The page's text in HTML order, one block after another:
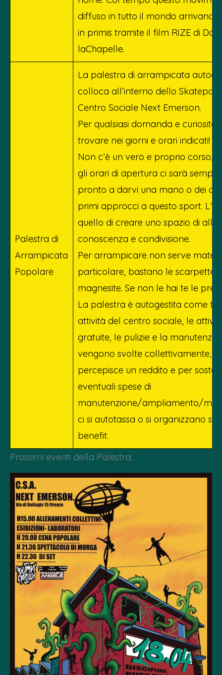
diffuso in tutto il mondo arrivando
in primis tramite il film RIZE di
laChapelle.
Palestra di
Arrampicata
Popolare
La palestra di arrampicata
colloca all’interno dello
Centro Sociale Next Emerson.
Per qualsiasi domanda e curiosità
trovare nei giorni e orari indicati!
Non c’è un vero e proprio corso,
gli orari di apertura ci sarà
pronto a darvi una mano o dei
primi approcci a questo sport.
quello di creare uno spazio di
conoscenza e condivisione.
Per arrampicare non serve
particolare, bastano le scarpette
magnesite. Se non le hai te le
La palestra è autogestita come
attività del centro sociale, le
gratuite, le pulizie e la
vengono svolte collettivamente,
percepisce un reddito e per
eventuali spese di
manutenzione/ampliamento/
ci si autotassa o si organizzano
benefit.
Prossimi eventi della Palestra..